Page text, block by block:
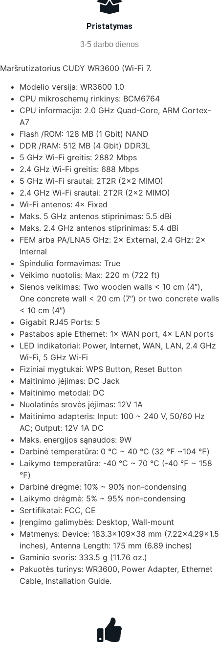
Pristatymas
3-5 darbo dienos
Maršrutizatorius CUDY WR3600 (Wi-Fi 7.
Modelio versija: WR3600 1.0
CPU mikroschemų rinkinys: BCM6764
CPU informacija: 2.0 GHz Quad-Core, ARM Cortex-
A7
Flash /ROM: 128 MB (1 Gbit) NAND
DDR /RAM: 512 MB (4 Gbit) DDR3L
5 GHz Wi-Fi greitis: 2882 Mbps
2.4 GHz Wi-Fi greitis: 688 Mbps
5 GHz Wi-Fi srautai: 2T2R (2×2 MIMO)
2.4 GHz Wi-Fi srautai: 2T2R (2×2 MIMO)
Wi-Fi antenos: 4× Fixed
Maks. 5 GHz antenos stiprinimas: 5.5 dBi
Maks. 2.4 GHz antenos stiprinimas: 5.4 dBi
FEM arba PA/LNA5 GHz: 2× External, 2.4 GHz: 2×
Internal
Spindulio formavimas: True
Veikimo nuotolis: Max: 220 m (722 ft)
Sienos veikimas: Two wooden walls < 10 cm (4″),
One concrete wall < 20 cm (7″) or two concrete walls
< 10 cm (4″)
Gigabit RJ45 Ports: 5
Pastabos apie Ethernet: 1× WAN port, 4× LAN ports
LED indikatoriai: Power, Internet, WAN, LAN, 2.4 GHz
Wi-Fi, 5 GHz Wi-Fi
Fiziniai mygtukai: WPS Button, Reset Button
Maitinimo įėjimas: DC Jack
Maitinimo metodai: DC
Nuolatinės srovės įėjimas: 12V 1A
Maitinimo adapteris: Input: 100 ~ 240 V, 50/60 Hz
AC; Output: 12V 1A DC
Maks. energijos sąnaudos: 9W
Darbinė temperatūra: 0 ℃ ~ 40 ℃ (32 ℉ ~104 ℉)
Laikymo temperatūra: -40 ℃ ~ 70 ℃ (-40 ℉ ~ 158
℉)
Darbinė drėgmė: 10% ~ 90% non-condensing
Laikymo drėgmė: 5% ~ 95% non-condensing
Sertifikatai: FCC, CE
Įrengimo galimybės: Desktop, Wall-mount
Matmenys: Device: 183.3×109×38 mm (7.22×4.29×1.5
inches), Antenna Length: 175 mm (6.89 inches)
Gaminio svoris: 333.5 g (11.76 oz.)
Pakuotės turinys: WR3600, Power Adapter, Ethernet
Cable, Installation Guide.